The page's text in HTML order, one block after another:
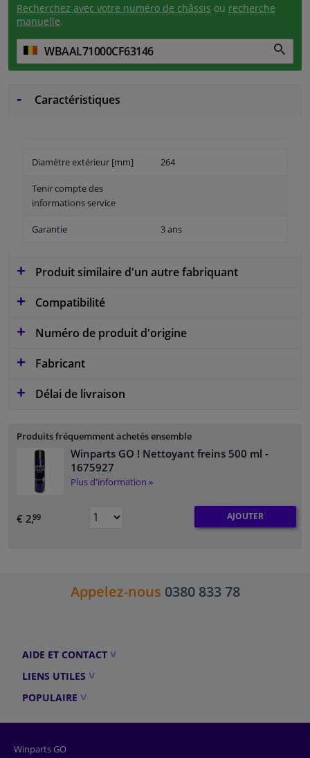
Recherchez avec votre numéro de châssis ou recherche
manuelle.
Caractéristiques
Diamètre extérieur [mm] 264
Tenir compte des
informations service
Garantie 3 ans
Produit similaire d'un autre fabriquant
Compatibilité
Numéro de produit d'origine
Fabricant
Délai de livraison
Produits fréquemment achetés ensemble
Winparts GO ! Nettoyant freins 500 ml -
1675927
Plus d'information »
€ 2,99 AJOUTER
Appelez-nous 0380 833 78
AIDE ET CONTACT
LIENS UTILES
POPULAIRE
Winparts GO